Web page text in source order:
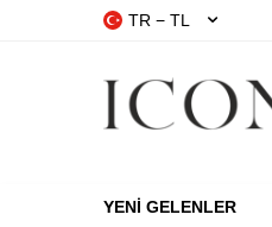
TR − TL
YENI GELENLER